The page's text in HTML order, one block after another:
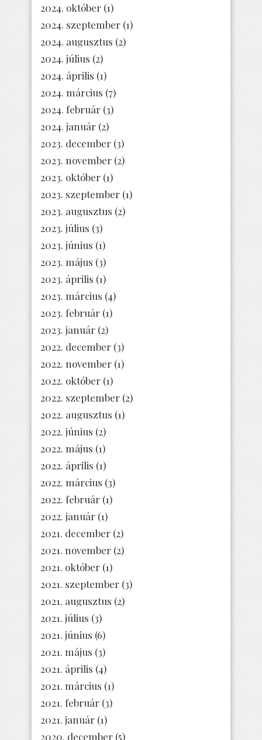
2024. október (1)
2024. szeptember (1)
2024. augusztus (2)
2024. július (2)
2024. április (1)
2024. március (7)
2024. február (3)
2024. január (2)
2023. december (3)
2023. november (2)
2023. október (1)
2023. szeptember (1)
2023. augusztus (2)
2023. július (3)
2023. június (1)
2023. május (3)
2023. április (1)
2023. március (4)
2023. február (1)
2023. január (2)
2022. december (3)
2022. november (1)
2022. október (1)
2022. szeptember (2)
2022. augusztus (1)
2022. június (2)
2022. május (1)
2022. április (1)
2022. március (3)
2022. február (1)
2022. január (1)
2021. december (2)
2021. november (2)
2021. október (1)
2021. szeptember (3)
2021. augusztus (2)
2021. július (3)
2021. június (6)
2021. május (3)
2021. április (4)
2021. március (1)
2021. február (3)
2021. január (1)
2020. december (5)